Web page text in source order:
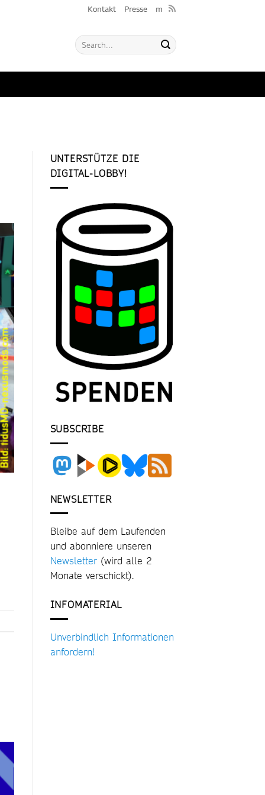
Kontakt Presse m
UNTERSTÜTZE DIE
DIGITAL-LOBBY!
SUBSCRIBE
NEWSLETTER
Bleibe auf dem Laufenden
und abonniere unseren
Newsletter(wird alle 2
Monate verschickt).
INFOMATERIAL
Unverbindlich Informationen
anfordern!